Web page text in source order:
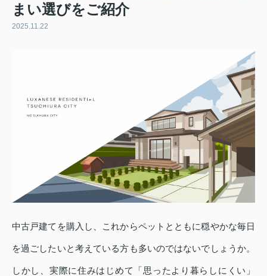
まい選びをご紹介
2025.11.22
中古戸建てを購入し、これからペットとともに穏やかな毎日
を過ごしたいと考えている方も多いのではないでしょうか。
しかし、実際に住みはじめて「思ったより暮らしにくい」